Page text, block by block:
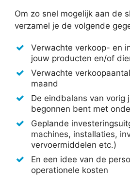
Om zo snel mogelijk aan de
verzamel je de volgende
Verwachte verkoop- en
jouw producten en/of
Verwachte
maand
De eindbalans van vorig
begonnen bent met
Geplande
machines, installaties,
vervoermiddelen etc.)
En een idee van de
operationele kosten